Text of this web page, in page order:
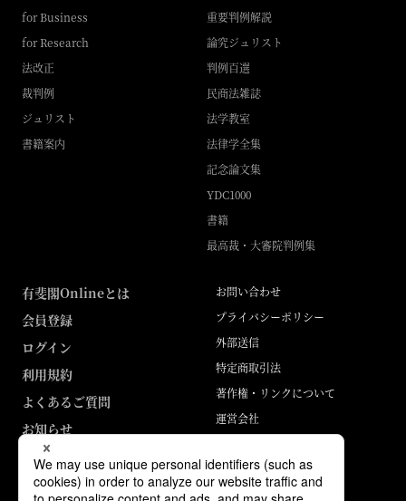
for Business
for Research
法改正
裁判例
ジュリスト
書籍案内
重要判例解説
論究ジュリスト
判例百選
民商法雑誌
法学教室
法律学全集
記念論文集
YDC1000
書籍
最高裁・大審院判例集
有斐閣Onlineとは
会員登録
ログイン
利用規約
よくあるご質問
お知らせ
お問い合わせ
プライバシーポリシー
外部送信
特定商取引法
著作権・リンクについて
運営会社